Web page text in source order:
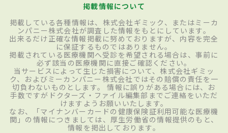
掲載情報について
掲載している各種情報は、株式会社ギミック、またはミーカ
ンパニー株式会社が調査した情報をもとにしています。
出来るだけ正確な情報掲載に努めておりますが、内容を完全
に保証するものではありません。
掲載されている医療機関へ受診を希望される場合は、事前に
必ず該当の医療機関に直接ご確認ください。
当サービスによって生じた損害について、株式会社ギミッ
ク、およびミーカンパニー株式会社ではその賠償の責任を一
切負わないものとします。 情報に誤りがある場合には、お
手数ですがドクターズ・ファイル編集部までご連絡をいただ
けますようお願いいたします。
なお、「マイナンバーカードの健康保険証利用可能な医療機
関」の情報につきましては、厚生労働省の情報提供のもと、
情報を掲出しております。